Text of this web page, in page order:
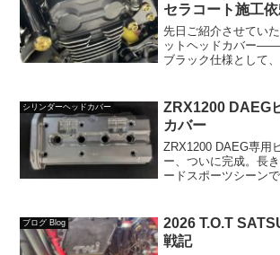
セラコート施工
先日ご紹介させてい
ットヘッドカバー——
ブラック仕様として
き、画像を提供して
↓The Z900R...
シリンダーヘッドカバー
ZRX1200 DAEG
カバー
ZRX1200 DAEG専用
ー、ついに完成。長
ードスポーツシーン
ではなく”ライダーの
す。そ...
ブログ Blog
2026 T.O.T
戦記